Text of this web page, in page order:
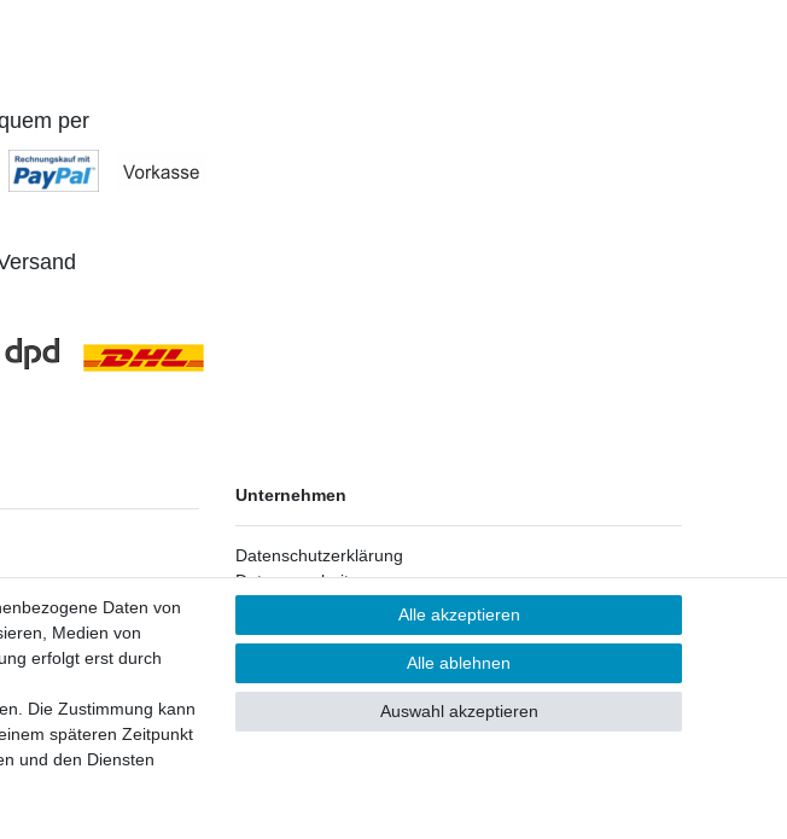
per
Unternehmen
Datenschutzerklärung
Datenverarbeitung
AGB
Über uns
Partner
Daten von
Medien von
erfolgt erst durch
Die Zustimmung kann
späteren Zeitpunkt
und den Diensten
Alle akzeptieren
Alle ablehnen
Auswahl akzeptieren